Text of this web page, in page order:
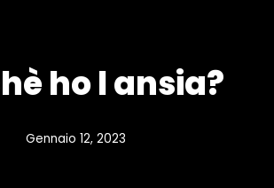
ho l ansia?
Gennaio 12, 2023